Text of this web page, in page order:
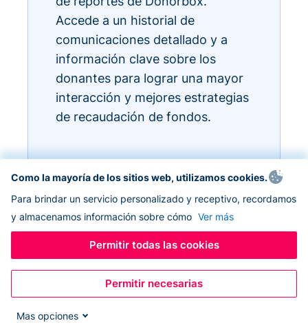
Accede a un historial de
comunicaciones detallado y a
información clave sobre los
donantes para lograr una mayor
interacción y mejores estrategias
de recaudación de fondos.
Como la mayoría de los sitios web, utilizamos cookies.
Para brindar un servicio personalizado y receptivo, recordamos
y almacenamos información sobre cómo Ver más
Permitir todas las cookies
Permitir necesarias
Mas opciones